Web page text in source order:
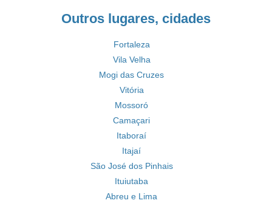
Outros lugares, cidades
Fortaleza
Vila Velha
Mogi das Cruzes
Vitória
Mossoró
Camaçari
Itaboraí
Itajaí
São José dos Pinhais
Ituiutaba
Abreu e Lima